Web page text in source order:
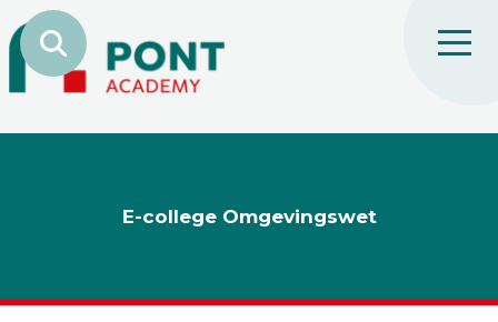
E-college Omgevingswet